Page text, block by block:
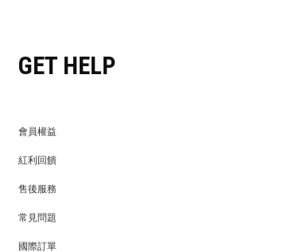
GET HELP
會員權益
紅利回饋
售後服務
常見問題
國際訂單